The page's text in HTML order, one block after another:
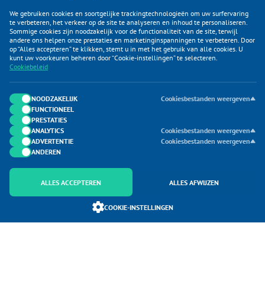
KLANTENSERVICE
CATEGORIEËN
DUIJVELAAR E-COMMERCE
CONTACTEN
Onderdeel van Duijvelaar E-commerce
SoloMono.net
We gebruiken cookies en soortgelijke trackingtechnologieën om uw surfervaring
te verbeteren, het verkeer op de site te analyseren en inhoud te personaliseren.
Sommige cookies zijn noodzakelijk voor de functionaliteit van de site, terwijl
andere ons helpen onze prestaties en marketinginspanningen te verbeteren. Door
op “Alles accepteren” te klikken, stemt u in met het gebruik van alle cookies. U
kunt uw voorkeuren beheren door “Cookie-instellingen” te selecteren.
Cookiebeleid
NOODZAKELIJK
Cookiesbestanden weergeven
FUNCTIONEEL
PRESTATIES
ANALYTICS
Cookiesbestanden weergeven
ADVERTENTIE
Cookiesbestanden weergeven
ANDEREN
ALLES ACCEPTEREN ALLES AFWIJZEN
COOKIE-INSTELLINGEN